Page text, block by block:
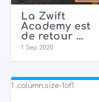
La Zwift
Academy est
de retour …
1 Sep 2020